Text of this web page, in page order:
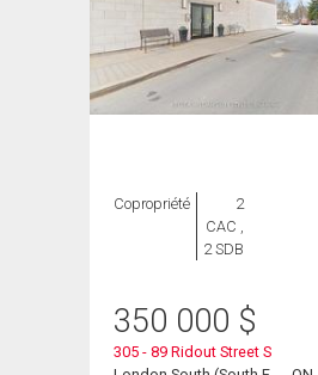
Copropriété
2
CAC ,
2 SDB
350 000 $
305 - 89 Ridout Street S